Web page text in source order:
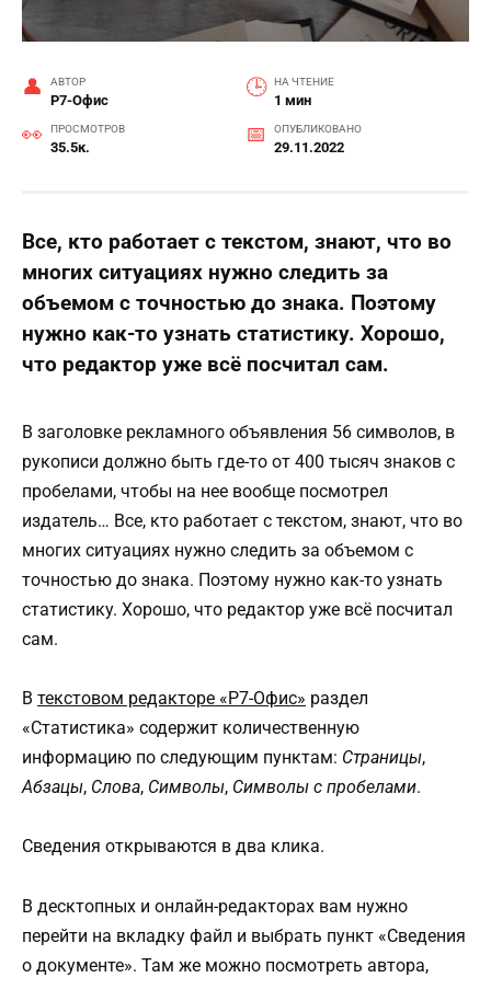
АВТОР
Р7-Офис
НА ЧТЕНИЕ
1 мин
ПРОСМОТРОВ
35.5к.
ОПУБЛИКОВАНО
29.11.2022
Все, кто работает с текстом, знают, что во
многих ситуациях нужно следить за
объемом с точностью до знака. Поэтому
нужно как-то узнать статистику. Хорошо,
что редактор уже всё посчитал сам.
В заголовке рекламного объявления 56 символов, в
рукописи должно быть где-то от 400 тысяч знаков с
пробелами, чтобы на нее вообще посмотрел
издатель… Все, кто работает с текстом, знают, что во
многих ситуациях нужно следить за объемом с
точностью до знака. Поэтому нужно как-то узнать
статистику. Хорошо, что редактор уже всё посчитал
сам.
В текстовом редакторе «Р7-Офис» раздел
«Статистика» содержит количественную
информацию по следующим пунктам: Страницы,
Абзацы, Слова, Символы, Символы с пробелами.
Сведения открываются в два клика.
В десктопных и онлайн-редакторах вам нужно
перейти на вкладку файл и выбрать пункт «Сведения
о документе». Там же можно посмотреть автора,